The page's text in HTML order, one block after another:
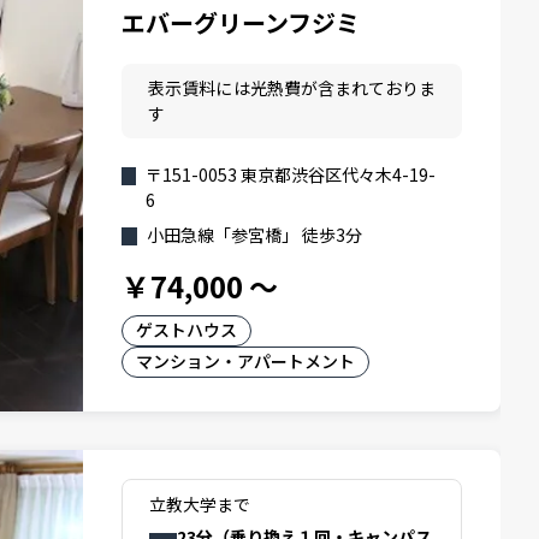
エバーグリーンフジミ
表示賃料には光熱費が含まれておりま
す
〒151-0053 東京都渋谷区代々木4-19-
6
小田急線「参宮橋」 徒歩3分
￥74,000 ～
ゲストハウス
マンション・アパートメント
立教大学まで